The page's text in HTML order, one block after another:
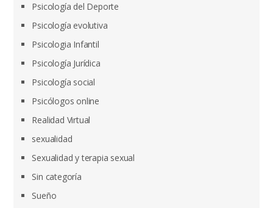
Psicología del Deporte
Psicología evolutiva
Psicologia Infantil
Psicología Jurídica
Psicología social
Psicólogos online
Realidad Virtual
sexualidad
Sexualidad y terapia sexual
Sin categoría
Sueño